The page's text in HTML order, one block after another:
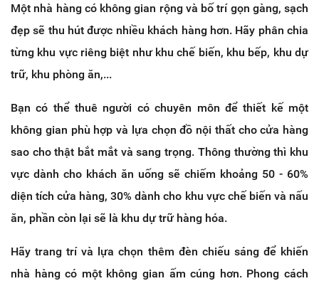
Một nhà hàng có không gian rộng và bố trí gọn gàng, sạch
đẹp sẽ thu hút được nhiều khách hàng hơn. Hãy phân chia
từng khu vực riêng biệt như khu chế biến, khu bếp, khu dự
trữ, khu phòng ăn,...
Bạn có thể thuê người có chuyên môn để thiết kế một
không gian phù hợp và lựa chọn đồ nội thất cho cửa hàng
sao cho thật bắt mắt và sang trọng. Thông thường thì khu
vực dành cho khách ăn uống sẽ chiếm khoảng 50 - 60%
diện tích cửa hàng, 30% dành cho khu vực chế biến và nấu
ăn, phần còn lại sẽ là khu dự trữ hàng hóa.
Hãy trang trí và lựa chọn thêm đèn chiếu sáng để khiến
nhà hàng có một không gian ấm cúng hơn. Phong cách